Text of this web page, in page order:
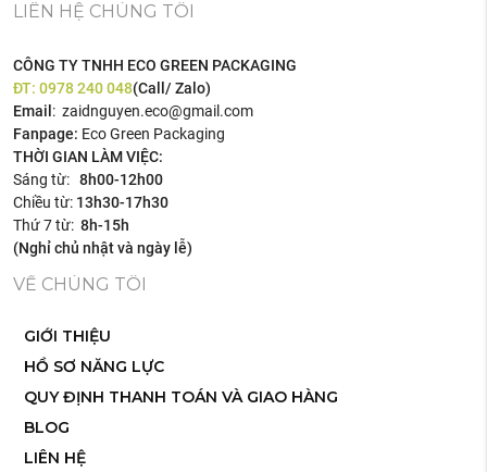
LIÊN HỆ CHÚNG TÔI
CÔNG TY TNHH ECO GREEN PACKAGING
ĐT:0978 240 048(Call/ Zalo)
Email : zaidnguyen.eco@gmail.com
Fanpage: Eco Green Packaging
THỜI GIAN LÀM VIỆC:
Sáng từ:8h00-12h00
Chiều từ: 13h30-17h30
Thứ 7 từ:8h-15h
(Nghỉ chủ nhật và ngày lễ)
VỀ CHÚNG TÔI
GIỚI THIỆU
HỒ SƠ NĂNG LỰC
QUY ĐỊNH THANH TOÁN VÀ GIAO HÀNG
BLOG
LIÊN HỆ